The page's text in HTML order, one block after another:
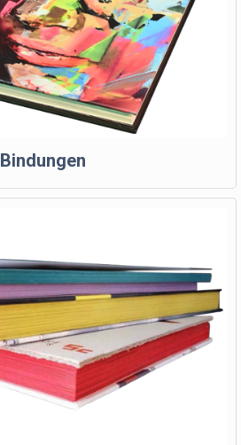
Bindungen